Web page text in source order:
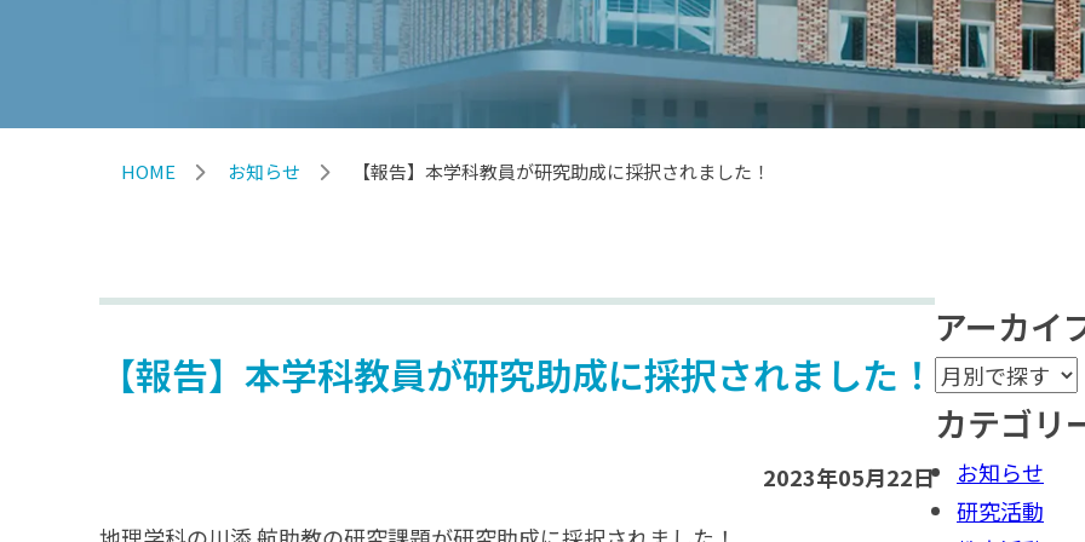
HOME お知らせ 【報告】本学科教員が研究助成に採択されました！
【報告】本学科教員が研究助成に採択されました！
2023年05月22日
アーカイ
カテゴリ
お知らせ
研究活動